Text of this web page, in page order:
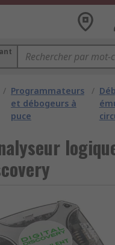
/ Programmateurs
et débogeurs à
puce
/